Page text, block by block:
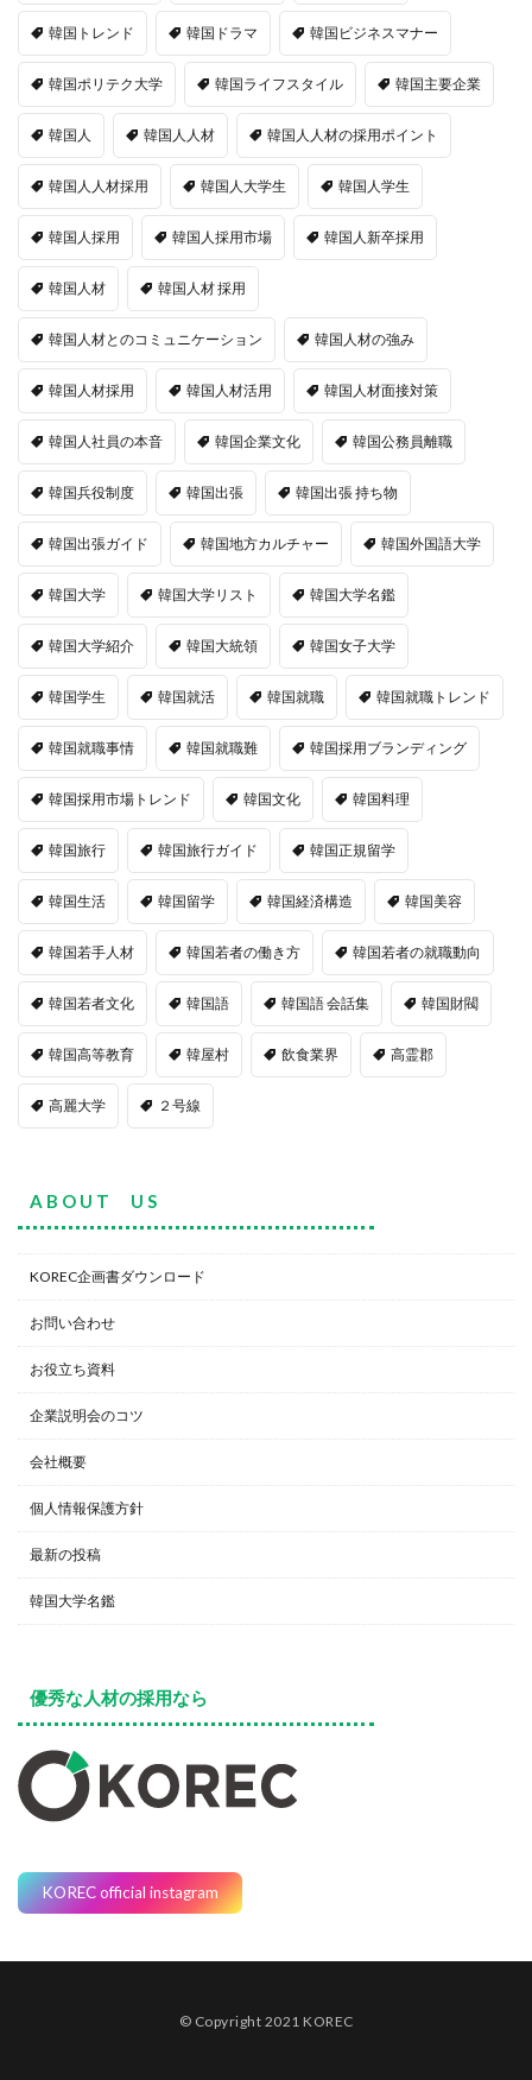
韓国トレンド 韓国ドラマ 韓国ビジネスマナー
韓国ポリテク大学 韓国ライフスタイル 韓国主要企業
韓国人 韓国人人材 韓国人人材の採用ポイント
韓国人人材採用 韓国人大学生 韓国人学生
韓国人採用 韓国人採用市場 韓国人新卒採用
韓国人材 韓国人材 採用
韓国人材とのコミュニケーション 韓国人材の強み
韓国人材採用 韓国人材活用 韓国人材面接対策
韓国人社員の本音 韓国企業文化 韓国公務員離職
韓国兵役制度 韓国出張 韓国出張 持ち物
韓国出張ガイド 韓国地方カルチャー 韓国外国語大学
韓国大学 韓国大学リスト 韓国大学名鑑
韓国大学紹介 韓国大統領 韓国女子大学
韓国学生 韓国就活 韓国就職 韓国就職トレンド
韓国就職事情 韓国就職難 韓国採用ブランディング
韓国採用市場トレンド 韓国文化 韓国料理
韓国旅行 韓国旅行ガイド 韓国正規留学
韓国生活 韓国留学 韓国経済構造 韓国美容
韓国若手人材 韓国若者の働き方 韓国若者の就職動向
韓国若者文化 韓国語 韓国語 会話集 韓国財閥
韓国高等教育 韓屋村 飲食業界 高霊郡
高麗大学 ２号線
A B O U T U S
KOREC企画書ダウンロード
お問い合わせ
お役立ち資料
企業説明会のコツ
会社概要
個人情報保護方針
最新の投稿
韓国大学名鑑
優秀な人材の採用なら
KOREC official instagram
© Copyright 2021 KOREC